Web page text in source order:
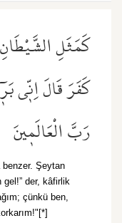
كَمَثَلِ
كَفَرَ قَالَ اِنّ۪ي
رَبَّ الْعَالَم۪ينَ
benzer. Şeytan
der, kâfirlik
çünkü ben,